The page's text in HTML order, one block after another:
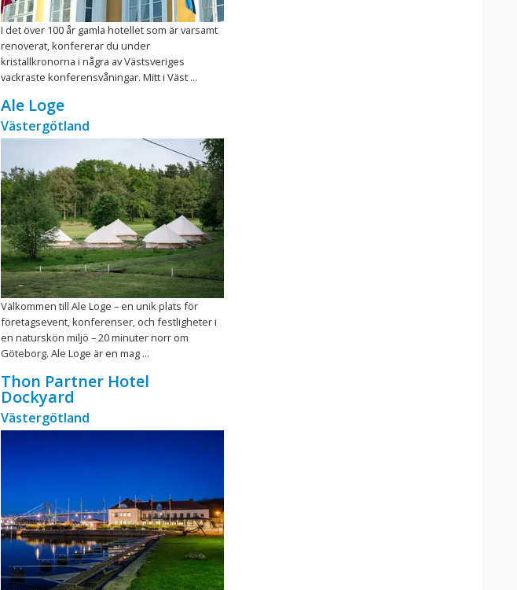
I det över 100 år gamla hotellet som är varsamt
renoverat, konfererar du under
kristallkronorna i några av Västsveriges
vackraste konferensvåningar. Mitt i Väst ...
Ale Loge
Västergötland
Välkommen till Ale Loge – en unik plats för
företagsevent, konferenser, och festligheter i
en naturskön miljö – 20 minuter norr om
Göteborg. Ale Loge är en mag ...
Thon Partner Hotel
Dockyard
Västergötland